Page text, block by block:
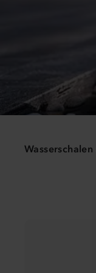
Wasserschalen